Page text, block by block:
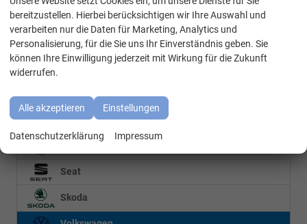
Geparkte Fahrzeuge (0)
BMW
Cupra
Seat
Skoda
bereitzustellen. Hierbei berücksichtigen wir Ihre Auswahl und
verarbeiten nur die Daten für Marketing, Analytics und
Personalisierung, für die Sie uns Ihr Einverständnis geben. Sie
können Ihre Einwilligung jederzeit mit Wirkung für die Zukunft
widerrufen.
Alle akzeptieren Einstellungen
Datenschutzerklärung Impressum